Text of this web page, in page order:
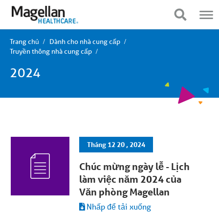
đang
Nhấp
hướng
Trang chủ
Dành cho nhà cung cấp
Truyền thông nhà cung cấp
2024
Tháng 12 20 , 2024
Chúc mừng ngày lễ - Lịch
làm việc năm 2024 của
Văn phòng Magellan
Nhấp để tải xuống